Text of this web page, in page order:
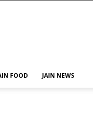
FOOD JAIN NEWS